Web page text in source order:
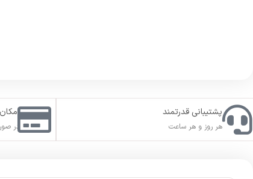
پشتیبانی قدرتمند
هر روز و هر ساعت در